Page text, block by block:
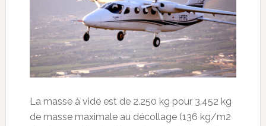
La masse à vide est de 2.250 kg pour 3.452 kg
de masse maximale au décollage (136 kg/m2